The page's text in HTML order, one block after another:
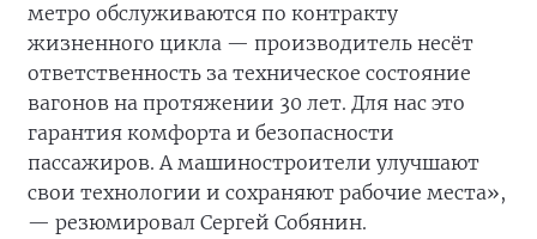
метро обслуживаются по контракту
жизненного цикла — производитель несёт
ответственность за техническое состояние
вагонов на протяжении 30 лет. Для нас это
гарантия комфорта и безопасности
пассажиров. А машиностроители улучшают
свои технологии и сохраняют рабочие места»,
— резюмировал Сергей Собянин.